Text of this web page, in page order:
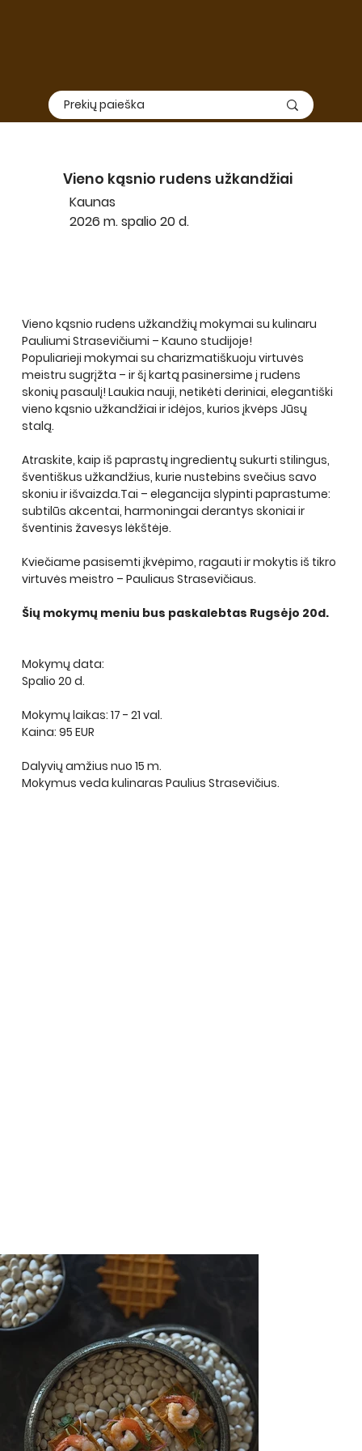
Vieno kąsnio rudens užkandžiai
2026 m. spalio 20 d.
Kaunas
Vieno kąsnio rudens užkandžių mokymai su kulinaru
Pauliumi Strasevičiumi – Kauno studijoje!
Populiarieji mokymai su charizmatiškuoju virtuvės
meistru sugrįžta – ir šį kartą pasinersime į rudens
skonių pasaulį! Laukia nauji, netikėti deriniai, elegantiški
vieno kąsnio užkandžiai ir idėjos, kurios įkvėps Jūsų
stalą.
Atraskite, kaip iš paprastų ingredientų sukurti stilingus,
šventiškus užkandžius, kurie nustebins svečius savo
skoniu ir išvaizda.Tai – elegancija slypinti paprastume:
subtilūs akcentai, harmoningai derantys skoniai ir
šventinis žavesys lėkštėje.
Kviečiame pasisemti įkvėpimo, ragauti ir mokytis iš tikro
virtuvės meistro – Pauliaus Strasevičiaus.
Šių mokymų meniu bus paskalebtas Rugsėjo 20d.
Mokymų data:
Spalio 20 d.
Mokymų laikas: 17 - 21 val.
Kaina: 95 EUR
Dalyvių amžius nuo 15 m.
Mokymus veda kulinaras Paulius Strasevičius.